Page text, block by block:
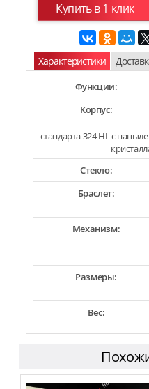
Купить в 1 клик
Характеристики
Функции:
Корпус:
стандарта 324 HL с
Стекло:
Браслет:
Механизм:
Размеры:
Вес: